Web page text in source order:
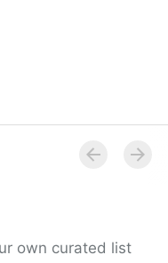
own curated list